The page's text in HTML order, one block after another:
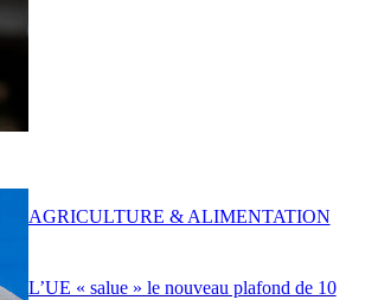
L’UE « salue » le nouveau plafond de 10
AGRICULTURE & ALIMENTATION